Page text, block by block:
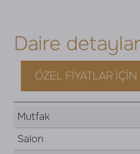
Daire
ÖZEL FIYATLAR
Mutfak
Salon